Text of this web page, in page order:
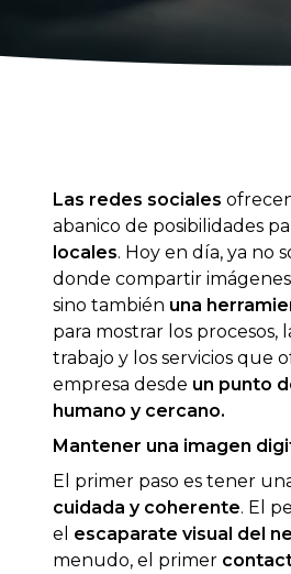
Las redes sociales
abanico de posibilidades
locales. Hoy en día, ya no
donde compartir
sino también una
para mostrar los procesos,
trabajo y los servicios que
empresa desde un punto
humano y cercano.
Mantener una imagen
El primer paso es tener
cuidada y coherente. El
el escaparate visual del
menudo, el primer